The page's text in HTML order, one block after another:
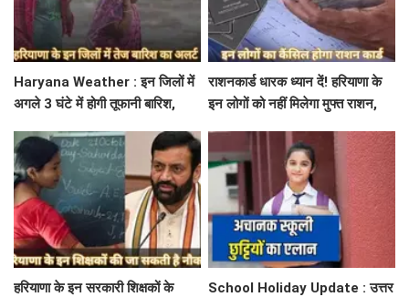
Haryana Weather : इन जिलों में
अगले 3 घंटे में होगी तूफानी बारिश,
राशनकार्ड धारक ध्यान दें! हरियाणा के
इन लोगों को नहीं मिलेगा मुफ्त राशन,
हरियाणा के इन सरकारी शिक्षकों के
School Holiday Update : उत्तर